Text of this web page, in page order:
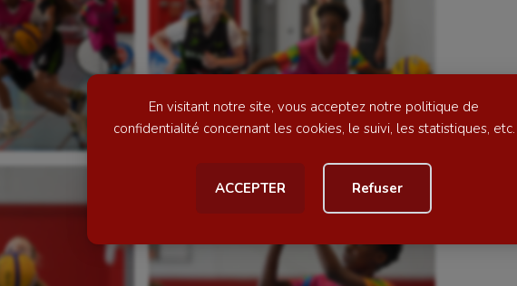
En visitant notre site, vous acceptez notre politique de
confidentialité concernant les cookies, le suivi, les statistiques, etc.
ACCEPTER Refuser
Escalade
Escrime
Fitness
Flag football
Football américain
Gymnastique
Longue paume
Moto
Natation artistique
Outdoor
Parkour